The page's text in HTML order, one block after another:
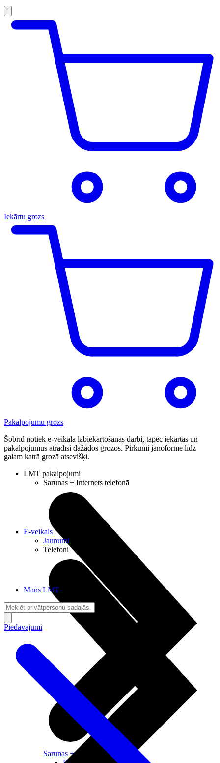
Iekārtu grozs
Pakalpojumu grozs
Šobrīd notiek e-veikala labiekārtošanas darbi, tāpēc iekārtas un
pakalpojumus atradīsi dažādos grozos. Pirkumi jānoformē līdz
galam katrā grozā atsevišķi.
LMT pakalpojumi
Sarunas + Internets telefonā
Sarunas + Internets
E-veikals
Jaunumi
Telefoni
Mans LMT
Piedāvājumi